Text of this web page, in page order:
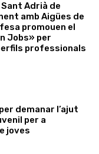
Adrià de
amb Aigües de
promouen el
Jobs» per
professionals
demanar l’ajut
per a
joves